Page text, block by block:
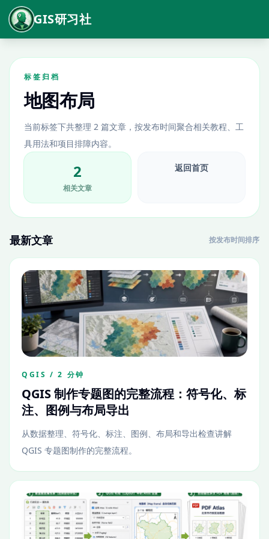
GIS研习社
标签归档
地图布局
当前标签下共整理 2 篇文章，按发布时间聚合相关教程、工
具用法和项目排障内容。
2
相关文章
返回首页
最新文章 按发布时间排序
QGIS / 2 分钟
QGIS 制作专题图的完整流程：符号化、标
注、图例与布局导出
从数据整理、符号化、标注、图例、布局和导出检查讲解
QGIS 专题图制作的完整流程。